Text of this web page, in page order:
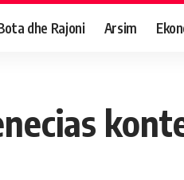
dhe Rajoni Arsim